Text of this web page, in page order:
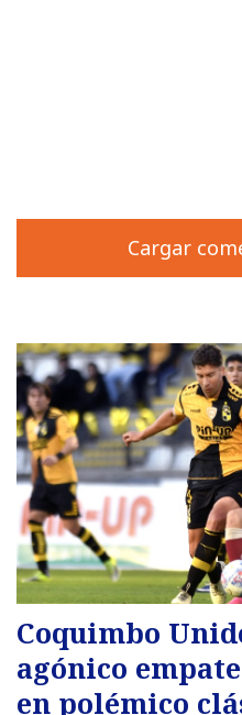
Cargar
Coquimbo
agónico
en polémico